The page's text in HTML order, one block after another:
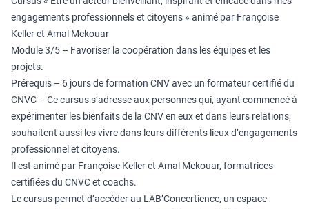
engagements professionnels et citoyens » animé par Françoise
Keller et Amal Mekouar
Module 3/5 – Favoriser la coopération dans les équipes et les
projets.
Prérequis – 6 jours de formation CNV avec un formateur certifié du
CNVC – Ce cursus s’adresse aux personnes qui, ayant commencé à
expérimenter les bienfaits de la CNV en eux et dans leurs relations,
souhaitent aussi les vivre dans leurs différents lieux d’engagements
professionnel et citoyens.
Il est animé par Françoise Keller et Amal Mekouar, formatrices
certifiées du CNVC et coachs.
Le cursus permet d’accéder au LAB’Concertience, un espace